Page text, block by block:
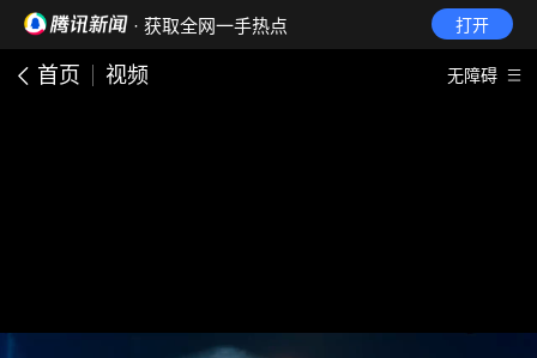
· 获取全网一手热点 打开
首页 视频 无障碍